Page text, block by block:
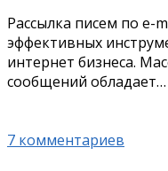
Рассылка писем по e-
эффективных
интернет бизнеса.
сообщений обладает…
7 комментариев